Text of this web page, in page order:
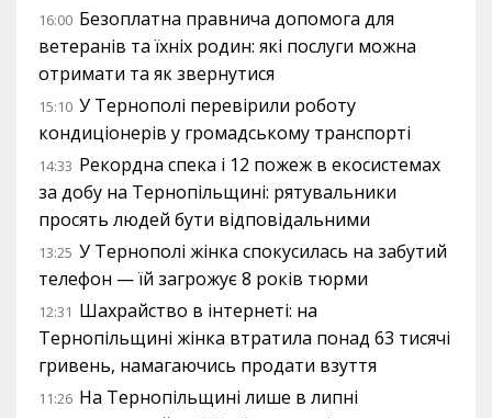
16:00 Безоплатна правнича допомога для
ветеранів та їхніх родин: які послуги можна
отримати та як звернутися
15:10 У Тернополі перевірили роботу
кондиціонерів у громадському транспорті
14:33 Рекордна спека і 12 пожеж в екосистемах
за добу на Тернопільщині: рятувальники
просять людей бути відповідальними
13:25 У Тернополі жінка спокусилась на забутий
телефон — їй загрожує 8 років тюрми
12:31 Шахрайство в інтернеті: на
Тернопільщині жінка втратила понад 63 тисячі
гривень, намагаючись продати взуття
11:26 На Тернопільщині лише в липні